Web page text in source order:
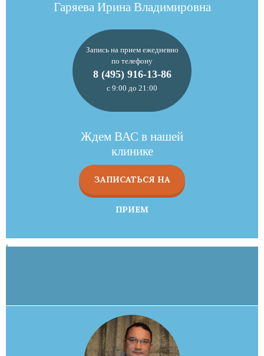
Гаряева Ирина Владимировна
Запись на прием ежедневно
по телефону
8 (495) 916-13-86
с 9:00 до 21:00
Ждем ВАС в нашей
клинике
ЗАПИСАТЬСЯ НА
ПРИЕМ